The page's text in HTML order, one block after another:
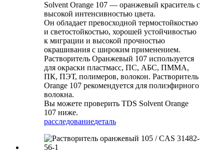
Solvent Orange 107 — оранжевый краситель с
высокой интенсивностью цвета.
Он обладает превосходной термостойкостью
и светостойкостью, хорошей устойчивостью
к миграции и высокой прочностью
окрашивания с широким применением.
Растворитель Оранжевый 107 используется
для окраски пластмасс, ПС, АБС, ПММА,
ПК, ПЭТ, полимеров, волокон. Растворитель
Orange 107 рекомендуется для полиэфирного
волокна.
Вы можете проверить TDS Solvent Orange
107 ниже.
расследованиедеталь